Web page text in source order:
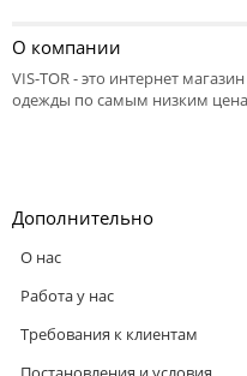
О компании
VIS-TOR - это интернет
одежды по самым низким
Дополнительно
О нас
Работа у нас
Требования к клиентам